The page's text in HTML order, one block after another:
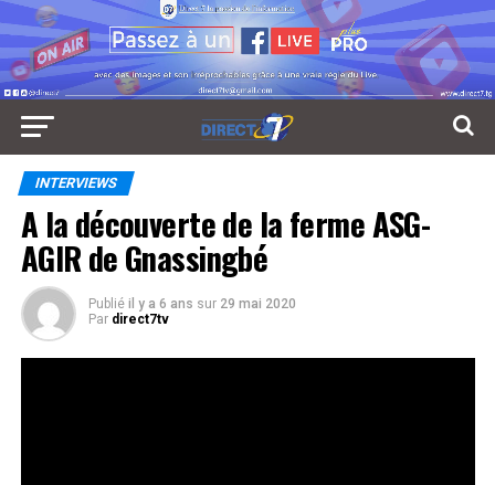
INTERVIEWS
A la découverte de la ferme ASG-
AGIR de Gnassingbé
Publié il y a 6 ans sur 29 mai 2020
Par direct7tv